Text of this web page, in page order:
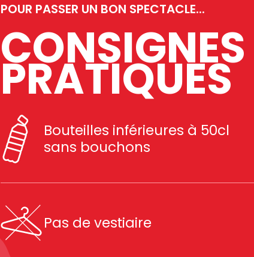
POUR PASSER UN BON SPECTACLE...
PRATIQUES
Bouteilles inférieures à 50cl
sans bouchons
Pas de vestiaire